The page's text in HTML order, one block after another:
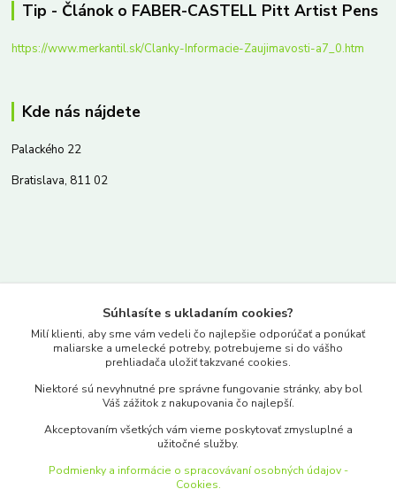
Tip - Článok o FABER-CASTELL Pitt Artist Pens
https://www.merkantil.sk/Clanky-Informacie-Zaujimavosti-a7_0.htm
Kde nás nájdete
Palackého 22
Bratislava, 811 02
www.merkantil.sk
Pondelok-Piatok: 9.00-17.00hod.
objednavky@merkantil-obchod.sk
Súhlasíte s ukladaním cookies?
Milí klienti, aby sme vám vedeli čo najlepšie odporúčať a ponúkať
maliarske a umelecké potreby, potrebujeme si do vášho
prehliadača uložiť takzvané cookies.
Niektoré sú nevyhnutné pre správne fungovanie stránky, aby bol
Váš zážitok z nakupovania čo najlepší.
Akceptovaním všetkých vám vieme poskytovať zmysluplné a
užitočné služby.
Podmienky a informácie o spracovávaní osobných údajov -
Cookies.